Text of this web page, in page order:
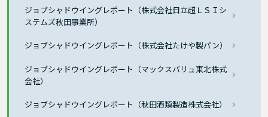
ジョブシャドウイングレポート（株式会社日立超ＬＳＩシ
ステムズ秋田事業所）
ジョブシャドウイングレポート（株式会社たけや製パン）
ジョブシャドウイングレポート（マックスバリュ東北株式
会社）
ジョブシャドウイングレポート（秋田酒類製造株式会社）